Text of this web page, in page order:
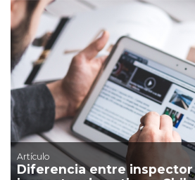
Artículo
Diferencia entre inspector